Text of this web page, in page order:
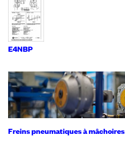
E4NBP
Freins pneumatiques à mâchoires